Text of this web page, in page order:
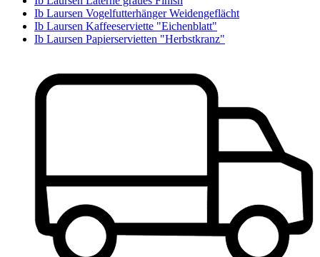
Ib Laursen Vogelfutterhänger Weidengeflächt
Ib Laursen Kaffeeserviette "Eichenblatt"
Ib Laursen Papierservietten "Herbstkranz"